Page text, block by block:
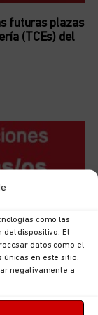
como las
dispositivo. El
datos como el
en este sitio.
negativamente a
futuras plazas
(TCEs) del
futuras plazas
3